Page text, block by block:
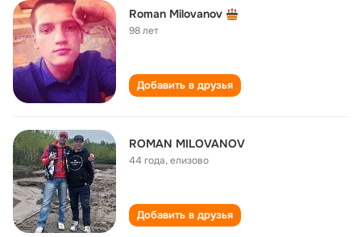
Roman Milovanov
98 лет
Добавить в друзья
ROMAN MILOVANOV
44 года,елизово
Добавить в друзья